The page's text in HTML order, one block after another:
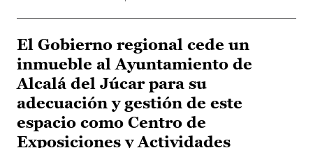
El Gobierno regional cede un
inmueble al Ayuntamiento de
Alcalá del Júcar para su
adecuación y gestión de este
espacio como Centro de
Exposiciones y Actividades